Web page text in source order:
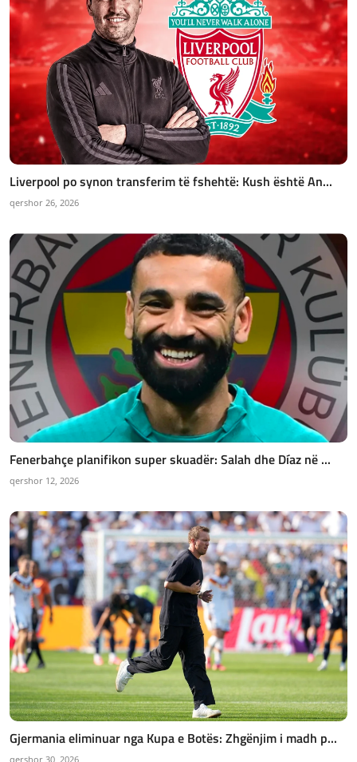
Liverpool po synon transferim të fshehtë: Kush është An...
qershor 26, 2026
Fenerbahçe planifikon super skuadër: Salah dhe Díaz në ...
qershor 12, 2026
Gjermania eliminuar nga Kupa e Botës: Zhgënjim i madh p...
qershor 30, 2026